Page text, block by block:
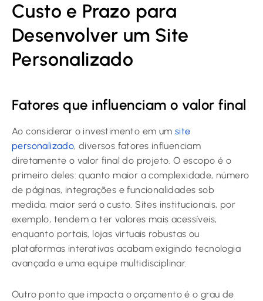
Custo e Prazo para
Desenvolver um Site
Personalizado
Fatores que influenciam o valor final
Ao considerar o investimento em um site
personalizado, diversos fatores influenciam
diretamente o valor final do projeto. O escopo é o
primeiro deles: quanto maior a complexidade, número
de páginas, integrações e funcionalidades sob
medida, maior será o custo. Sites institucionais, por
exemplo, tendem a ter valores mais acessíveis,
enquanto portais, lojas virtuais robustas ou
plataformas interativas acabam exigindo tecnologia
avançada e uma equipe multidisciplinar.
Outro ponto que impacta o orçamento é o grau de